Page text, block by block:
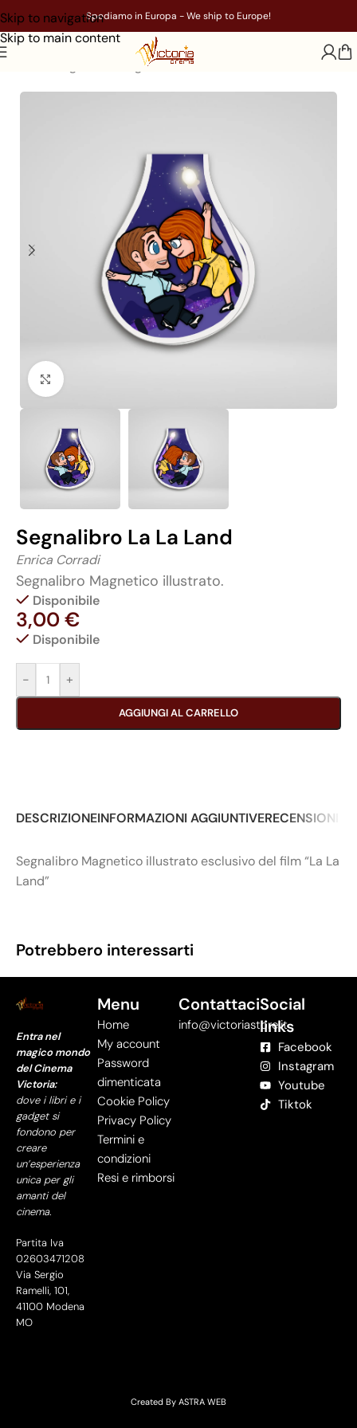
Skip to navigation
Skip to main content
Spediamo in Europa - We ship to Europe!
Segnalibri magnetici
Click to enlarge
Segnalibro La La Land
Enrica Corradi
Segnalibro Magnetico illustrato.
Disponibile
3,00€
Disponibile
- +
AGGIUNGI AL CARRELLO
DESCRIZIONEINFORMAZIONI AGGIUNTIVERECENSIONI
Segnalibro Magnetico illustrato esclusivo del film “La La
Land”
Potrebbero interessarti
Entra nel
magico mondo
del Cinema
Victoria:
dove i libri e i
gadget si
fondono per
creare
un’esperienza
unica per gli
amanti del
cinema.
Partita Iva
02603471208
Via Sergio
Ramelli, 101,
41100 Modena
MO
Menu
Home
My account
Password
dimenticata
Cookie Policy
Privacy Policy
Termini e
condizioni
Resi e rimborsi
Contattaci
info@victoriastore.it
Social
links
Facebook
Instagram
Youtube
Tiktok
Created By ASTRA WEB